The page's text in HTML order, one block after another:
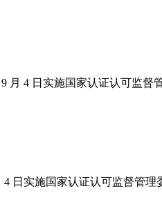
月 4 日实施国家认证认可监督
4 日实施国家认证认可监督管理